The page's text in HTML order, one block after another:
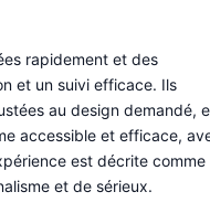
rapidement et des
et un suivi efficace. Ils
au design demandé,
accessible et efficace,
est décrite comme
et de sérieux.